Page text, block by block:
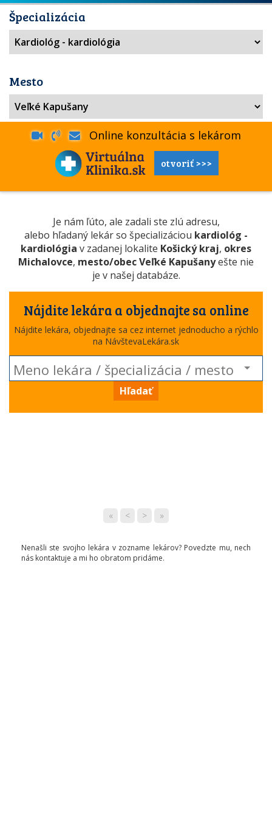
Špecializácia
Mesto
Online konzultácia s lekárom
otvoriť >>>
Je nám ľúto, ale zadali ste zlú adresu,
alebo hľadaný lekár so špecializáciou kardiológ -
kardiológia v zadanej lokalite Košický kraj, okres
Michalovce, mesto/obec Veľké Kapušanyešte nie
je v našej databáze.
Nájdite lekára a objednajte sa online
Nájdite lekára, objednajte sa cez internet jednoducho a rýchlo
na NávštevaLekára.sk
Hľadať
« < > »
Nenašli ste svojho lekára v zozname lekárov? Povedzte mu, nech
nás kontaktuje a mi ho obratom pridáme.